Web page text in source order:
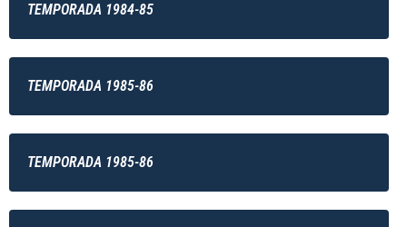
TEMPORADA 1984-85
TEMPORADA 1985-86
TEMPORADA 1985-86